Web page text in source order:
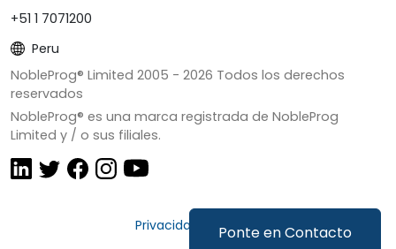
Ponte en Contacto
+51 1 7071200
Peru
NobleProg® Limited 2005 - 2026 Todos los derechos
reservados
NobleProg® es una marca registrada de NobleProg
Limited y / o sus filiales.
Privacidad y Cookies